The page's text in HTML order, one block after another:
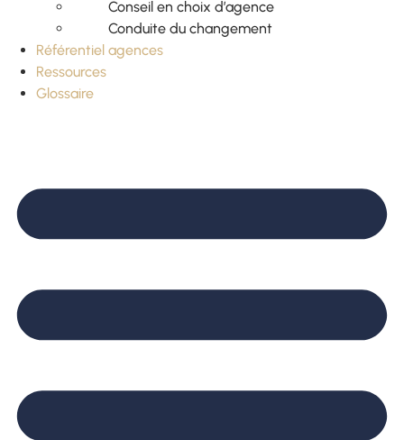
Conseil en choix d’agence
Conduite du changement
Référentiel agences
Ressources
Glossaire